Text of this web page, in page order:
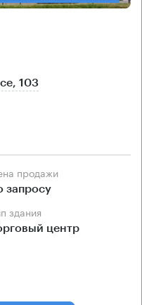
103
продажи
запросу
здания
центр